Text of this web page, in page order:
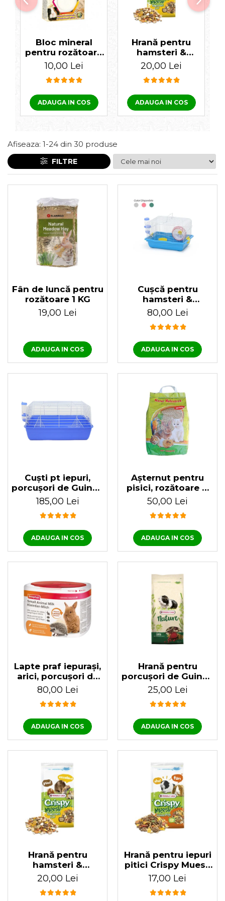
Laxative
Gel antiinflamator
Bloc mineral
pentru rozătoare
55 gr
10,00 Lei
ADAUGA IN COS
Hrană pentru
hamsteri &
rozătoare Crispy
Muesli 1 KG
20,00 Lei
ADAUGA IN COS
Afiseaza: 1-24 din 30 produse
FILTRE
Fân de luncă pentru
rozătoare 1 KG
19,00 Lei
ADAUGA IN COS
Cușcă pentru
hamsteri &
rozătoare mici
35.5x27x23 cm
80,00 Lei
ADAUGA IN COS
Cuști pt iepuri,
porcușori de Guinea
& hamsteri
59x35.5x31.5 cm
185,00 Lei
ADAUGA IN COS
Așternut pentru
pisici, rozătoare &
păsări Premium
Span 10L
50,00 Lei
ADAUGA IN COS
Lapte praf iepuraşi,
arici, porcușori de
Guineea, chinchilla,
200 gr
80,00 Lei
ADAUGA IN COS
Hrană pentru
porcușori de Guinea
Nature Cavia 700 gr
25,00 Lei
ADAUGA IN COS
Hrană pentru
hamsteri &
rozătoare Crispy
Muesli 1 KG
20,00 Lei
Hrană pentru iepuri
pitici Crispy Muesli
Rabbits 1 KG
17,00 Lei